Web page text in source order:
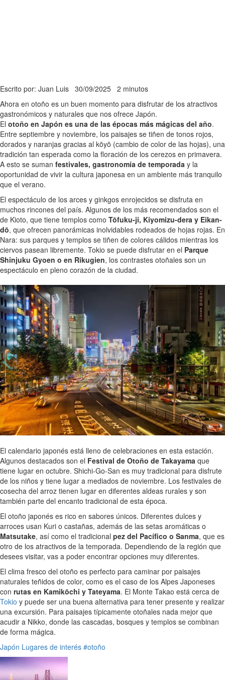
Escrito por: Juan Luis 30/09/2025 2 minutos
Ahora en otoño es un buen momento para disfrutar de los atractivos
gastronómicos y naturales que nos ofrece Japón.
El otoño en Japón es una de las épocas más mágicas del año.
Entre septiembre y noviembre, los paisajes se tiñen de tonos rojos,
dorados y naranjas gracias al kōyō (cambio de color de las hojas), una
tradición tan esperada como la floración de los cerezos en primavera.
A esto se suman festivales, gastronomía de temporada y la
oportunidad de vivir la cultura japonesa en un ambiente más tranquilo
que el verano.
El espectáculo de los arces y ginkgos enrojecidos se disfruta en
muchos rincones del país. Algunos de los más recomendados son el
de Kioto, que tiene templos como Tōfuku-ji, Kiyomizu-dera y Eikan-
dō, que ofrecen panorámicas inolvidables rodeados de hojas rojas. En
Nara: sus parques y templos se tiñen de colores cálidos mientras los
ciervos pasean libremente. Tokio se puede disfrutar en el Parque
Shinjuku Gyoen o en Rikugien, los contrastes otoñales son un
espectáculo en pleno corazón de la ciudad.
El calendario japonés está lleno de celebraciones en esta estación.
Algunos destacados son el Festival de Otoño de Takayama que
tiene lugar en octubre. Shichi-Go-San es muy tradicional para disfrute
de los niños y tiene lugar a mediados de noviembre. Los festivales de
cosecha del arroz tienen lugar en diferentes aldeas rurales y son
también parte del encanto tradicional de esta época.
El otoño japonés es rico en sabores únicos. Diferentes dulces y
arroces usan Kuri o castañas, además de las setas aromáticas o
Matsutake, así como el tradicional pez del Pacífico o Sanma, que es
otro de los atractivos de la temporada. Dependiendo de la región que
desees visitar, vas a poder encontrar opciones muy diferentes.
El clima fresco del otoño es perfecto para caminar por paisajes
naturales teñidos de color, como es el caso de los Alpes Japoneses
con rutas en Kamikōchi y Tateyama. El Monte Takao está cerca de
Tokio y puede ser una buena alternativa para tener presente y realizar
una excursión. Para paisajes típicamente otoñales nada mejor que
acudir a Nikko, donde las cascadas, bosques y templos se combinan
de forma mágica.
Japón Lugares de interés #otoño